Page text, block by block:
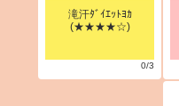
滝汗ﾀﾞｲｴｯﾄﾖｶ
(★★★★☆)
0/3